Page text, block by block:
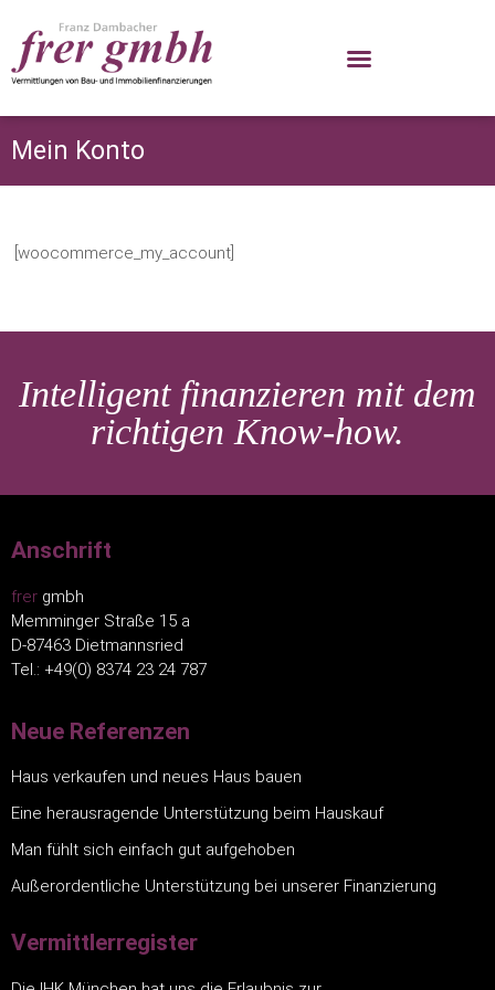
Mein Konto
[woocommerce_my_account]
Intelligent finanzieren mit dem
richtigen Know-how.
Anschrift
frer gmbh
Memminger Straße 15 a
D-87463 Dietmannsried
Tel.: +49(0) 8374 23 24 787
Neue Referenzen
Haus verkaufen und neues Haus bauen
Eine herausragende Unterstützung beim Hauskauf
Man fühlt sich einfach gut aufgehoben
Außerordentliche Unterstützung bei unserer Finanzierung
Vermittlerregister